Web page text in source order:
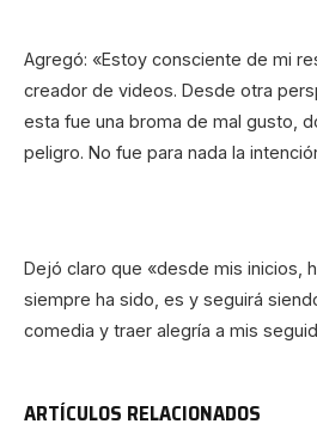
Agregó: «Estoy consciente de mi
creador de videos. Desde otra
esta fue una broma de mal gusto,
peligro. No fue para nada la
Dejó claro que «desde mis inicios,
siempre ha sido, es y seguirá
comedia y traer alegría a mis
ARTÍCULOS RELACIONADOS